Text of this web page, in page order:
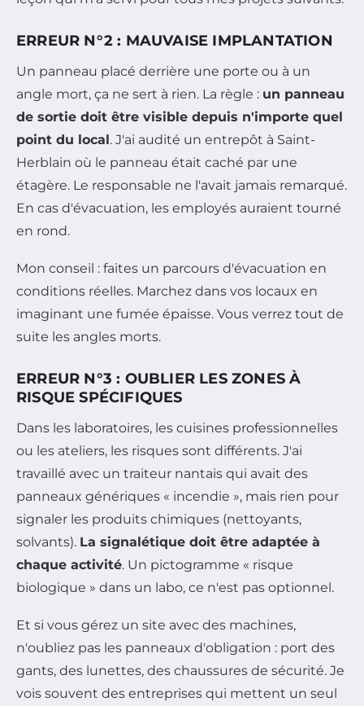
ERREUR N°2 : MAUVAISE IMPLANTATION
Un panneau placé derrière une porte ou à un
angle mort, ça ne sert à rien. La règle : un panneau
de sortie doit être visible depuis n'importe quel
point du local. J'ai audité un entrepôt à Saint-
Herblain où le panneau était caché par une
étagère. Le responsable ne l'avait jamais remarqué.
En cas d'évacuation, les employés auraient tourné
en rond.
Mon conseil : faites un parcours d'évacuation en
conditions réelles. Marchez dans vos locaux en
imaginant une fumée épaisse. Vous verrez tout de
suite les angles morts.
ERREUR N°3 : OUBLIER LES ZONES À
RISQUE SPÉCIFIQUES
Dans les laboratoires, les cuisines professionnelles
ou les ateliers, les risques sont différents. J'ai
travaillé avec un traiteur nantais qui avait des
panneaux génériques « incendie », mais rien pour
signaler les produits chimiques (nettoyants,
solvants). La signalétique doit être adaptée à
chaque activité. Un pictogramme « risque
biologique » dans un labo, ce n'est pas optionnel.
Et si vous gérez un site avec des machines,
n'oubliez pas les panneaux d'obligation : port des
gants, des lunettes, des chaussures de sécurité. Je
vois souvent des entreprises qui mettent un seul